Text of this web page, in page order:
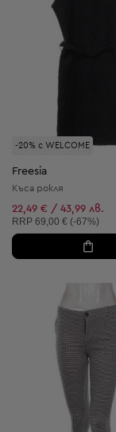
-20% с WELCOME
Freesia
Къса рокля
22,49 € / 43,99 лв.
Препоръчителна цена:
RRP 69,00 € (-67%)